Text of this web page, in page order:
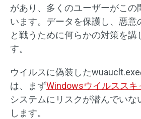
があり、多くのユーザーがこの
います。データを保護し、悪意
と戦うために何らかの対策を講
す。
ウイルスに偽装した
は、まずWindowsウイルススキ
システムにリスクが潜んでいな
します。